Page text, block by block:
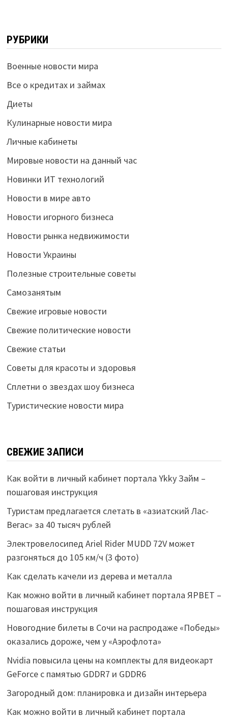
РУБРИКИ
Военные новости мира
Все о кредитах и займах
Диеты
Кулинарные новости мира
Личные кабинеты
Мировые новости на данный час
Новинки ИТ технологий
Новости в мире авто
Новости игорного бизнеса
Новости рынка недвижимости
Новости Украины
Полезные строительные советы
Самозанятым
Свежие игровые новости
Свежие политические новости
Свежие статьи
Советы для красоты и здоровья
Сплетни о звездах шоу бизнеса
Туристические новости мира
СВЕЖИЕ ЗАПИСИ
Как войти в личный кабинет портала Ykky Займ –
пошаговая инструкция
Туристам предлагается слетать в «азиатский Лас-
Вегас» за 40 тысяч рублей
Электровелосипед Ariel Rider MUDD 72V может
разгоняться до 105 км/ч (3 фото)
Как сделать качели из дерева и металла
Как можно войти в личный кабинет портала ЯРВЕТ –
пошаговая инструкция
Новогодние билеты в Сочи на распродаже «Победы»
оказались дороже, чем у «Аэрофлота»
Nvidia повысила цены на комплекты для видеокарт
GeForce с памятью GDDR7 и GDDR6
Загородный дом: планировка и дизайн интерьера
Как можно войти в личный кабинет портала